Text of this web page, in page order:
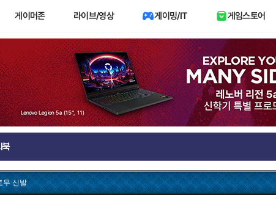
게이머존 라이브/영상 게이밍/IT 게임스토어
북
무 신발